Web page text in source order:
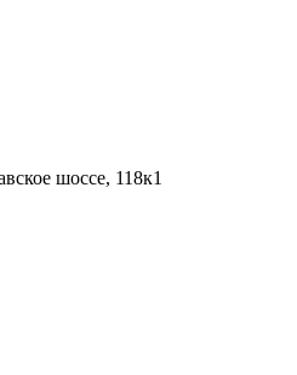
шоссе, 118к1